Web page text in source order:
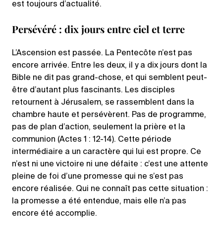
est toujours d’actualité.
Persévéré : dix jours entre ciel et terre
L’Ascension est passée. La Pentecôte n’est pas
encore arrivée. Entre les deux, il y a dix jours dont la
Bible ne dit pas grand-chose, et qui semblent peut-
être d’autant plus fascinants. Les disciples
retournent à Jérusalem, se rassemblent dans la
chambre haute et persévèrent. Pas de programme,
pas de plan d’action, seulement la prière et la
communion (Actes 1 : 12-14). Cette période
intermédiaire a un caractère qui lui est propre. Ce
n’est ni une victoire ni une défaite : c’est une attente
pleine de foi d’une promesse qui ne s’est pas
encore réalisée. Qui ne connaît pas cette situation :
la promesse a été entendue, mais elle n’a pas
encore été accomplie.